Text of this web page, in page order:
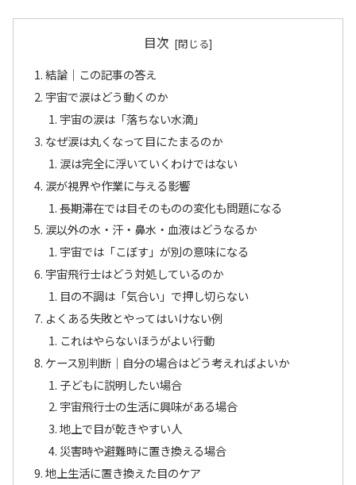
目次
結論｜この記事の答え
宇宙で涙はどう動くのか
宇宙の涙は「落ちない水滴」
なぜ涙は丸くなって目にたまるのか
涙は完全に浮いていくわけではない
涙が視界や作業に与える影響
長期滞在では目そのものの変化も問題になる
涙以外の水・汗・鼻水・血液はどうなるか
宇宙では「こぼす」が別の意味になる
宇宙飛行士はどう対処しているのか
目の不調は「気合い」で押し切らない
よくある失敗とやってはいけない例
これはやらないほうがよい行動
ケース別判断｜自分の場合はどう考えればよいか
子どもに説明したい場合
宇宙飛行士の生活に興味がある場合
地上で目が乾きやすい人
災害時や避難時に置き換える場合
地上生活に置き換えた目のケア